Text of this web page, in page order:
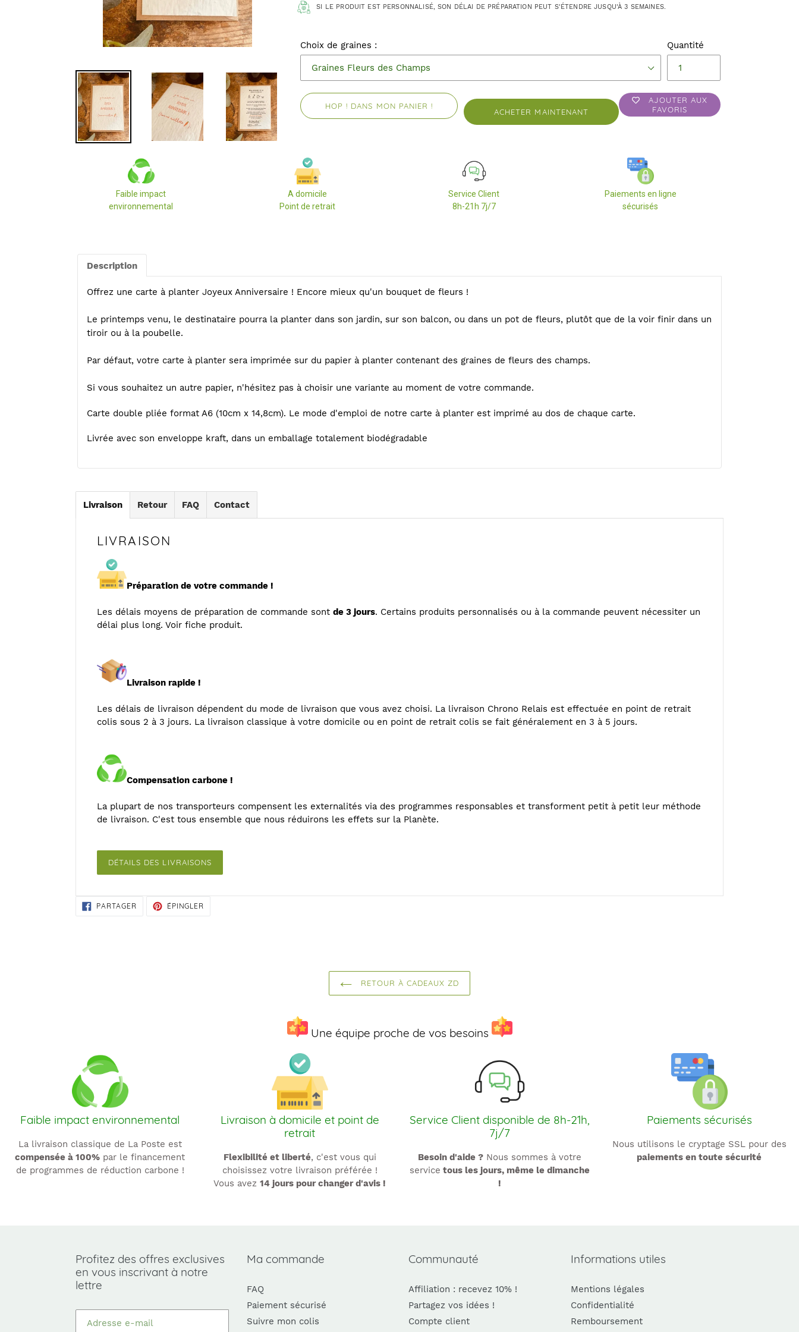
SI LE PRODUIT EST PERSONNALISÉ, SON DÉLAI DE PRÉPARATION PEUT S'ÉTENDRE JUSQU'À 3 SEMAINES.
Choix de graines : Quantité
HOP ! DANS MON PANIER !
ACHETER MAINTENANT
AJOUTER AUX
FAVORIS
Faible impact
environnemental
A domicile
Point de retrait
Service Client
8h-21h 7j/7
Paiements en ligne
sécurisés
produitDescription
Offrez une carte à planter Joyeux Anniversaire ! Encore mieux qu'un bouquet de fleurs !
Le printemps venu, le destinataire pourra la planter dans son jardin, sur son balcon, ou dans un pot de fleurs, plutôt que de la voir finir dans un
tiroir ou à la poubelle.
Par défaut, votre carte à planter sera imprimée sur du papier à planter contenant des graines de fleurs des champs.
Si vous souhaitez un autre papier, n'hésitez pas à choisir une variante au moment de votre commande.
Carte double pliée format A6 (10cm x 14,8cm). Le mode d'emploi de notre carte à planter est imprimé au dos de chaque carte.
Livrée avec son enveloppe kraft, dans un emballage totalement biodégradable
Livraison Retour FAQ Contact
LIVRAISON
Préparation de votre commande !
Les délais moyens de préparation de commande sont de 3 jours. Certains produits personnalisés ou à la commande peuvent nécessiter un
délai plus long. Voir fiche produit.
Livraison rapide !
Les délais de livraison dépendent du mode de livraison que vous avez choisi. La livraison Chrono Relais est effectuée en point de retrait
colis sous 2 à 3 jours. La livraison classique à votre domicile ou en point de retrait colis se fait généralement en 3 à 5 jours.
Compensation carbone !
La plupart de nos transporteurs compensent les externalités via des programmes responsables et transforment petit à petit leur méthode
de livraison. C'est tous ensemble que nous réduirons les effets sur la Planète.
DÉTAILS DES LIVRAISONS
PARTAGER PARTAGER
SUR
ÉPINGLER
RETOUR À CADEAUX ZD
Une équipe proche de vos besoins
Faible impact environnemental
La livraison classique de La Poste est
compensée à 100% par le financement
de programmes de réduction carbone !
Livraison à domicile et point de
retrait
Flexibilité et liberté, c'est vous qui
choisissez votre livraison préférée !
Vous avez 14 jours pour changer d'avis !
Service Client disponible de 8h-21h,
7j/7
Besoin d'aide ?Nous sommes à votre
service tous les jours, même le dimanche
!
Paiements sécurisés
Nous utilisons le cryptage SSL pour des
paiements en toute sécurité
Profitez des offres exclusives
en vous inscrivant à notre
lettre
Ma commande
FAQ
Paiement sécurisé
Suivre mon colis
Communauté
Affiliation : recevez 10% !
Partagez vos idées !
Compte client
Informations utiles
Mentions légales
Confidentialité
Remboursement